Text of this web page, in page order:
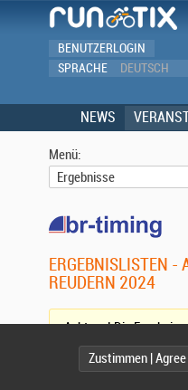
BENUTZERLOGIN
SPRACHE
NEWS
Menü:
ERGEBNISLISTEN -
REUDERN 2024
Achtung! Die
Zustimmen | Agree